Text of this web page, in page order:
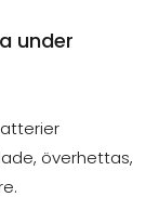
under
överhettas,